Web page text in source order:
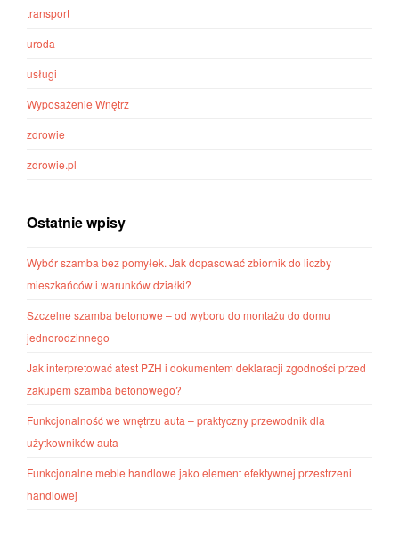
transport
uroda
usługi
Wyposażenie Wnętrz
zdrowie
zdrowie.pl
Ostatnie wpisy
Wybór szamba bez pomyłek. Jak dopasować zbiornik do liczby
mieszkańców i warunków działki?
Szczelne szamba betonowe – od wyboru do montażu do domu
jednorodzinnego
Jak interpretować atest PZH i dokumentem deklaracji zgodności przed
zakupem szamba betonowego?
Funkcjonalność we wnętrzu auta – praktyczny przewodnik dla
użytkowników auta
Funkcjonalne meble handlowe jako element efektywnej przestrzeni
handlowej